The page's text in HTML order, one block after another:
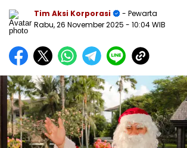
Tim Aksi Korporasi
- Pewarta
Rabu, 26 November 2025 - 10:04 WIB